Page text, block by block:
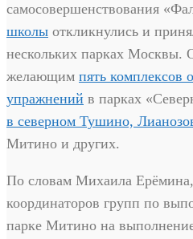
самосовершенствования
школы откликнулись и
нескольких парках Москвы.
желающим пять комплексов
упражнений в парках
в северном Тушино,
Митино и других.
По словам Михаила
координаторов групп по
парке Митино на